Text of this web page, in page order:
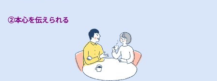
②本心を伝えられる